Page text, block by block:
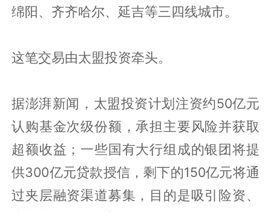
绵阳、齐齐哈尔、延吉等三四线城市。
这笔交易由太盟投资牵头。
据澎湃新闻，太盟投资计划注资约50亿元
认购基金次级份额，承担主要风险并获取
超额收益；一些国有大行组成的银团将提
供300亿元贷款授信，剩下的150亿元将通
过夹层融资渠道募集，目的是吸引险资、